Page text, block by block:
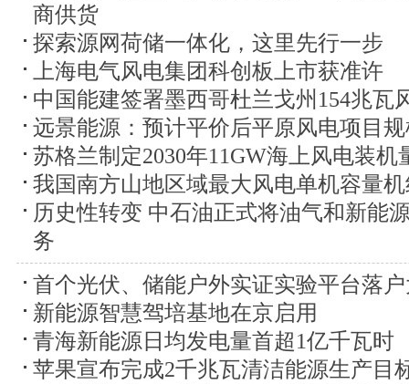
商供货
探索源网荷储一体化，这里先行一步
上海电气风电集团科创板上市获准许
中国能建签署墨西哥杜兰戈州154兆瓦
远景能源：预计平价后平原风电项目
苏格兰制定2030年11GW海上风电装机
我国南方山地区域最大风电单机容量
历史性转变 中石油正式将油气和新能
务
首个光伏、储能户外实证实验平台落
新能源智慧驾培基地在京启用
青海新能源日均发电量首超1亿千瓦时
苹果宣布完成2千兆瓦清洁能源生产目